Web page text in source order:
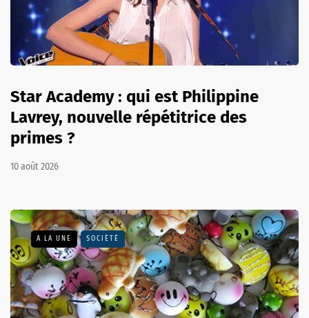
Star Academy : qui est Philippine
Lavrey, nouvelle répétitrice des
primes ?
10 août 2026
A LA UNE SOCIÉTÉ